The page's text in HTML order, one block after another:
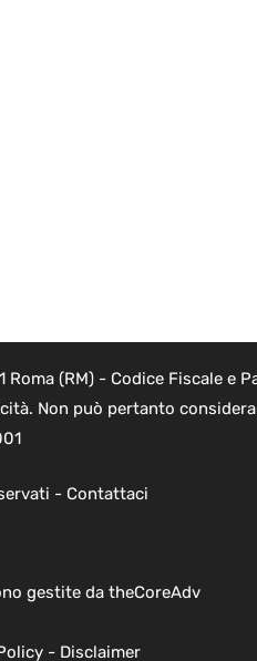
(RM) - Codice Fiscale e
Non può pertanto
- Contattaci
gestite da theCoreAdv
- Disclaimer